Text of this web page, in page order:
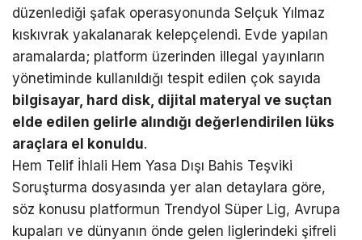
düzenlediği şafak operasyonunda Selçuk Yılmaz
kıskıvrak yakalanarak kelepçelendi. Evde yapılan
aramalarda; platform üzerinden illegal yayınların
yönetiminde kullanıldığı tespit edilen çok sayıda
bilgisayar, hard disk, dijital materyal ve suçtan
elde edilen gelirle alındığı değerlendirilen lüks
araçlara el konuldu.
Hem Telif İhlali Hem Yasa Dışı Bahis Teşviki
Soruşturma dosyasında yer alan detaylara göre,
söz konusu platformun Trendyol Süper Lig, Avrupa
kupaları ve dünyanın önde gelen liglerindeki şifreli